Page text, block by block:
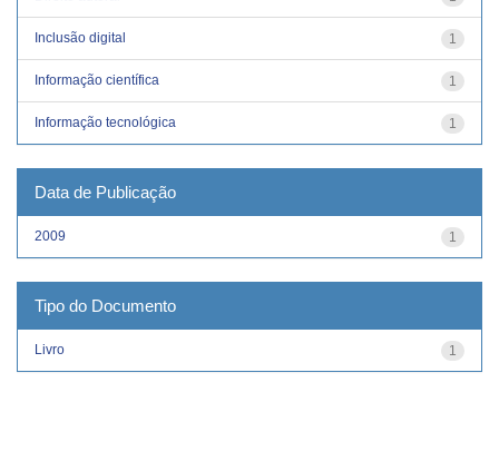
1
Inclusão digital
1
Informação científica
1
Informação tecnológica
Data de Publicação
1
2009
Tipo do Documento
1
Livro